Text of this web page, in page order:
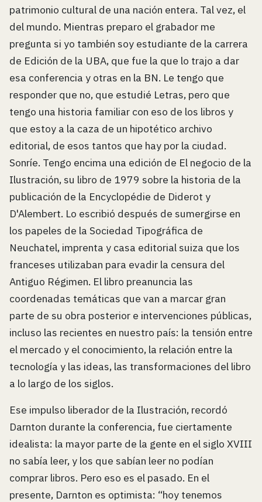
patrimonio cultural de una nación entera. Tal vez, el
del mundo. Mientras preparo el grabador me
pregunta si yo también soy estudiante de la carrera
de Edición de la UBA, que fue la que lo trajo a dar
esa conferencia y otras en la BN. Le tengo que
responder que no, que estudié Letras, pero que
tengo una historia familiar con eso de los libros y
que estoy a la caza de un hipotético archivo
editorial, de esos tantos que hay por la ciudad.
Sonríe. Tengo encima una edición de El negocio de la
Ilustración, su libro de 1979 sobre la historia de la
publicación de la Encyclopédie de Diderot y
D'Alembert. Lo escribió después de sumergirse en
los papeles de la Sociedad Tipográfica de
Neuchatel, imprenta y casa editorial suiza que los
franceses utilizaban para evadir la censura del
Antiguo Régimen. El libro preanuncia las
coordenadas temáticas que van a marcar gran
parte de su obra posterior e intervenciones públicas,
incluso las recientes en nuestro país: la tensión entre
el mercado y el conocimiento, la relación entre la
tecnología y las ideas, las transformaciones del libro
a lo largo de los siglos.
Ese impulso liberador de la Ilustración, recordó
Darnton durante la conferencia, fue ciertamente
idealista: la mayor parte de la gente en el siglo XVIII
no sabía leer, y los que sabían leer no podían
comprar libros. Pero eso es el pasado. En el
presente, Darnton es optimista: “hoy tenemos